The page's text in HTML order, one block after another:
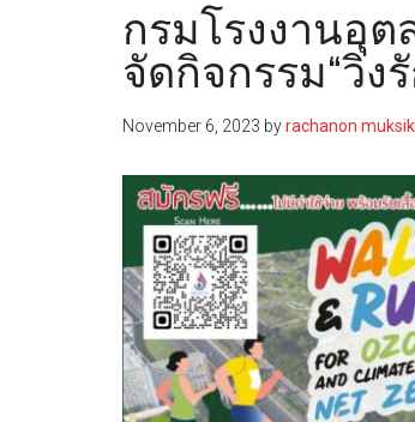
กรมโรงงานอุ
จัดกิจกรรม“วิ่ง
November 6, 2023 byrachanon